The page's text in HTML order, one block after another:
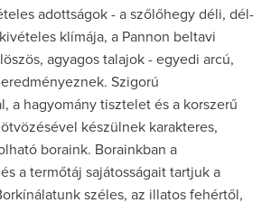
adottságok - a szőlőhegy déli, dél-
klímája, a Pannon beltavi
agyagos talajok - egyedi arcú,
Szigorú
a hagyomány tisztelet és a korszerű
készülnek karakteres,
boraink. Borainkban a
a termőtáj sajátosságait tartjuk a
széles, az illatos fehértől,